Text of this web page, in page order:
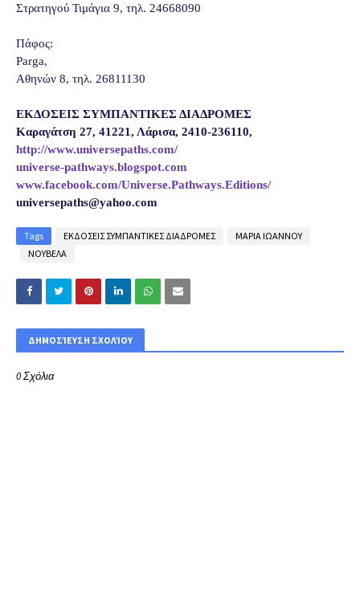
Στρατηγού Τιμάγια 9, τηλ. 24668090
Πάφος:
Parga,
Αθηνών 8, τηλ. 26811130
ΕΚΔΟΣΕΙΣ ΣΥΜΠΑΝΤΙΚΕΣ ΔΙΑΔΡΟΜΕΣ
Καραγάτση 27, 41221, Λάρισα, 2410-236110,
http://www.universepaths.com/
universe-pathways.blogspot.com
www.facebook.com/Universe.Pathways.Editions/
universepaths@yahoo.com
Tags ΕΚΔΟΣΕΙΣ ΣΥΜΠΑΝΤΙΚΕΣ ΔΙΑΔΡΟΜΕΣ
ΜΑΡΙΑ ΙΩΑΝΝΟΥ
ΝΟΥΒΕΛΑ
ΔΗΜΟΣΊΕΥΣΗ ΣΧΟΛΊΟΥ
0 Σχόλια